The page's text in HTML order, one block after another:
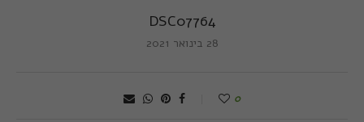
DSC07764
28 בינואר 2021
0